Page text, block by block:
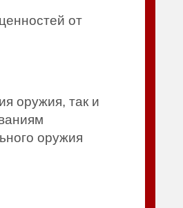
от
оружия, так и
оружия